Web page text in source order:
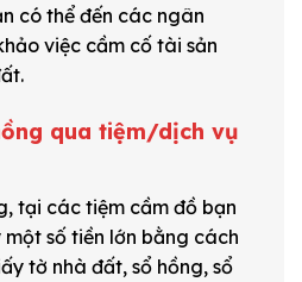
có thể đến các ngân
việc cầm cố tài sản
qua tiệm/dịch vụ
tại các tiệm cầm đồ bạn
số tiền lớn bằng cách
tờ nhà đất, sổ hồng, sổ